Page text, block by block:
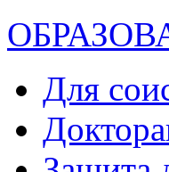
Для